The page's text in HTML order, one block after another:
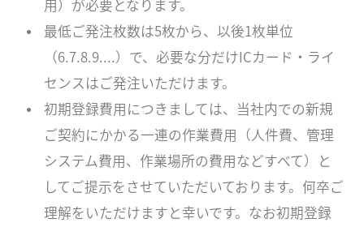
用）が必要となります。
最低ご発注枚数は5枚から、以後1枚単位
（6.7.8.9....）で、必要な分だけICカード・ライ
センスはご発注いただけます。
初期登録費用につきましては、当社内での新規
ご契約にかかる一連の作業費用（人件費、管理
システム費用、作業場所の費用などすべて）と
してご提示をさせていただいております。何卒ご
理解をいただけますと幸いです。なお初期登録